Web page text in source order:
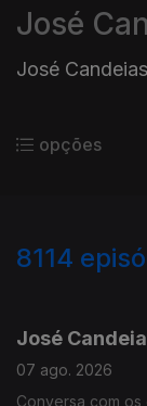
José
José
opções
8114
José
07 ago. 2026
Conversa com os